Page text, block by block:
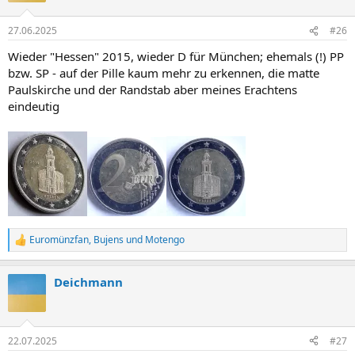
e
:
27.06.2025 #26
Wieder "Hessen" 2015, wieder D für München; ehemals (!) PP
bzw. SP - auf der Pille kaum mehr zu erkennen, die matte
Paulskirche und der Randstab aber meines Erachtens
eindeutig
R
e
t
e
Euromünzfan, Bujens und Motengo
Deichmann
22.07.2025 #27